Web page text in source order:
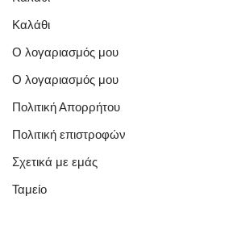
Καλάθι
Ο λογαριασμός μου
Ο λογαριασμός μου
Πολιτική Απορρήτου
Πολιτική επιστροφών
Σχετικά με εμάς
Ταμείο